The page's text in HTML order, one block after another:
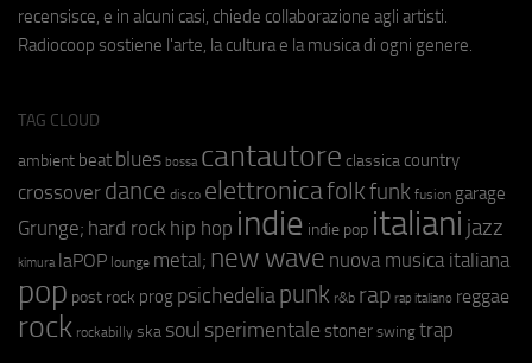
recensisce, e in alcuni casi, chiede collaborazione agli artisti.
Radiocoop sostiene l'arte, la cultura e la musica di ogni genere.
TAG CLOUD
ambient beat blues bossa cantautore classica country
crossover dance disco elettronicafolkfunk fusion garage
Grunge; hard rock hip hop indie indie pop italiani jazz
kimura laPOP lounge metal; new wave nuova musica italiana
pop post rock prog psichedeliapunk r&b rap rap italiano reggae
rock rockabilly ska soul sperimentale stoner swing trap